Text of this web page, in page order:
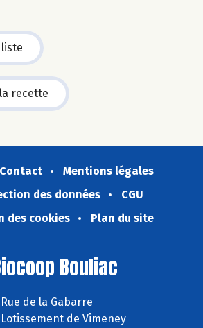
recette
Contact
Mentions légales
des données
CGU
des cookies
Plan du site
Bouliac
Rue de la Gabarre
Lotissement de Vimeney